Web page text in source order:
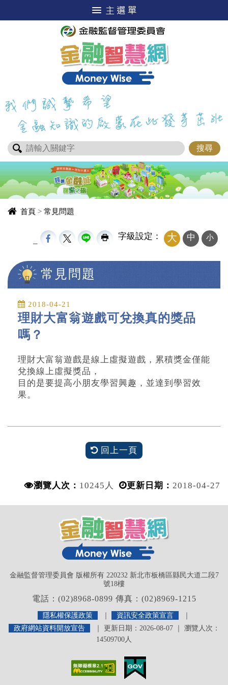
首頁 > 常見問題
字級設定： 大 中 小
常見問題
2018-04-21
理財大富翁遊戲可兌換真的獎品
嗎？
理財大富翁遊戲是線上虛擬遊戲，累積獎金僅能
兌換線上虛擬獎品，
目的是要提高小朋友學習興趣，並達到學習效
果。
回上一頁
瀏覽人次： 10245人 更新日期： 2018-04-27
金融監督管理委員會 版權所有 220232 新北市板橋區縣民大道二段7
號18樓
電話：(02)8968-0899 傳真：(02)8969-1215
隱私權保護政策 ｜ 資訊安全政策宣言
｜
政府網站資料開放宣告
｜ 更新日期：2026-08-07 ｜ 瀏覽人次：
14509700人